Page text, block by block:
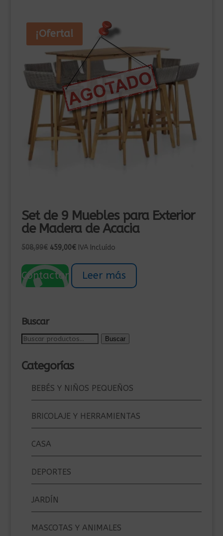
¡Oferta!
Set de 9 Muebles para Exterior
de Madera de Acacia
508,99€ El
original
era:
459,00€El
actual
es:
IVA Incluído
Contactar Leer más
Buscar
Buscar
Buscar
Categorías
BEBÉS Y NIÑOS PEQUEÑOS
BRICOLAJE Y HERRAMIENTAS
CASA
DEPORTES
JARDÍN
MASCOTAS Y ANIMALES